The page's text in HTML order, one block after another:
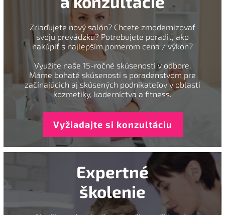
Zriaďujete nový salón? Chcete zmodernizovať
svoju prevádzku? Potrebujete poradiť, ako
nakúpiť s najlepším pomerom cena / výkon?
Využite naše 15-ročné skúsenosti v odbore.
Máme bohaté skúsenosti s poradenstvom pre
začínajúcich aj skúsených podnikateľov v oblasti
kozmetiky, kaderníctva a fitness.
Vyžiadajte si konzultáciu
Expertné
školenie